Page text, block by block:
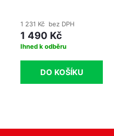
1 231 Kč bez DPH
1 490 Kč
Ihned k odběru
DO KOŠÍKU